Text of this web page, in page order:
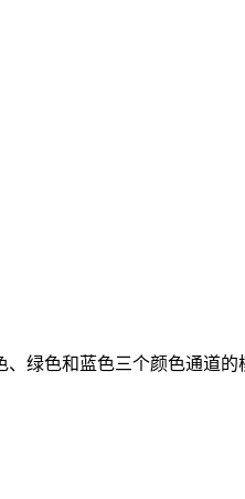
绿色和蓝色三个颜色通道